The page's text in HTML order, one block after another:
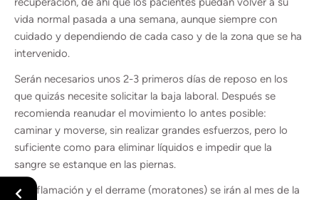
vida normal pasada a una semana, aunque siempre con
cuidado y dependiendo de cada caso y de la zona que se ha
intervenido.
Serán necesarios unos 2-3 primeros días de reposo en los
que quizás necesite solicitar la baja laboral. Después se
recomienda reanudar el movimiento lo antes posible:
caminar y moverse, sin realizar grandes esfuerzos, pero lo
suficiente como para eliminar líquidos e impedir que la
sangre se estanque en las piernas.
La inflamación y el derrame (moratones) se irán al mes de la